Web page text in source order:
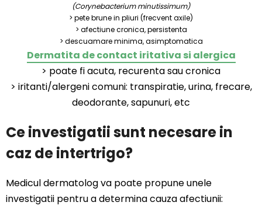
(Corynebacterium minutissimum)
> pete brune in pliuri (frecvent axile)
> afectiune cronica, persistenta
> descuamare minima, asimptomatica
Dermatita de contact iritativa si alergica
> poate fi acuta, recurenta sau cronica
> iritanti/alergeni comuni: transpiratie, urina, frecare,
deodorante, sapunuri, etc
Ce investigatii sunt necesare in
caz de intertrigo?
Medicul dermatolog va poate propune unele
investigatii pentru a determina cauza afectiunii: